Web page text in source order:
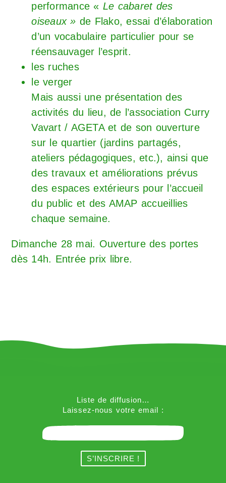
performance « Le cabaret des
oiseaux » de Flako, essai d’élaboration
d’un vocabulaire particulier pour se
réensauvager l’esprit.
les ruches
le verger
Mais aussi une présentation des
activités du lieu, de l’association Curry
Vavart / AGETA et de son ouverture
sur le quartier (jardins partagés,
ateliers pédagogiques, etc.), ainsi que
des travaux et améliorations prévus
des espaces extérieurs pour l’accueil
du public et des AMAP accueillies
chaque semaine.
Dimanche 28 mai. Ouverture des portes
dès 14h. Entrée prix libre.
Liste de diffusion…
Laissez-nous votre email :